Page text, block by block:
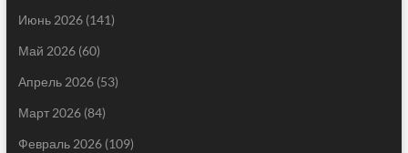
Июнь 2026(141)
Май 2026(60)
Апрель 2026(53)
Март 2026(84)
Февраль 2026(109)